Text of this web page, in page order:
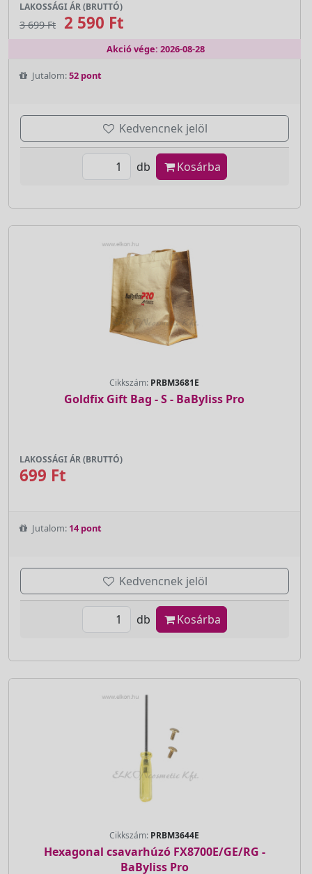
LAKOSSÁGI ÁR (BRUTTÓ)
3 699 Ft 2 590 Ft
Akció vége: 2026-08-28
Jutalom:52 pont
Kedvencnek jelöl
db Kosárba
Cikkszám: PRBM3681E
Goldfix Gift Bag - S - BaByliss Pro
LAKOSSÁGI ÁR (BRUTTÓ)
699 Ft
Jutalom: 14 pont
Kedvencnek jelöl
db Kosárba
Cikkszám: PRBM3644E
Hexagonal csavarhúzó FX8700E/GE/RG -
BaByliss Pro